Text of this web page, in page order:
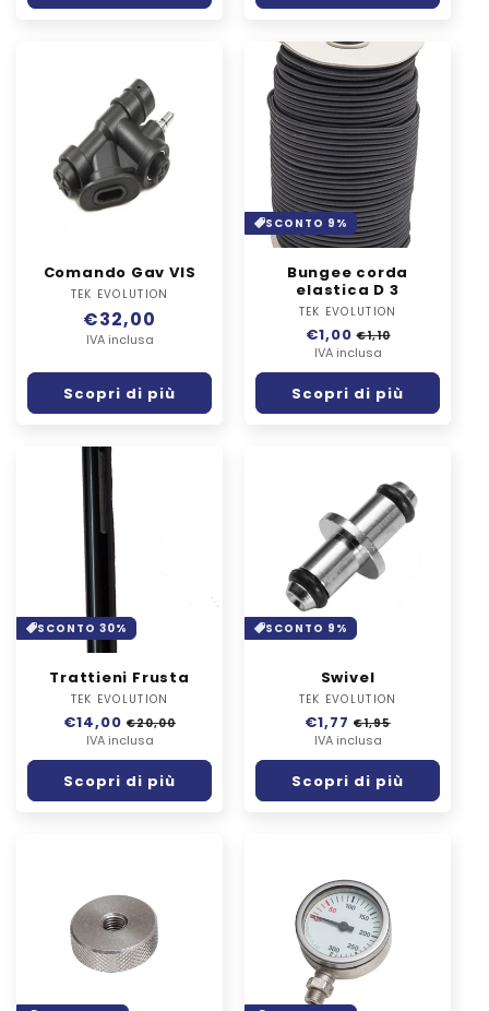
Comando Gav VIS
Fornitore:
TEK EVOLUTION
Prezzo
di
listino
€32,00
IVA inclusa
Scopri di più
SCONTO 9%
Bungee corda
elastica D 3
Fornitore:
TEK EVOLUTION
Prezzo
di
listino
€1,00 Prezzo
scontato
€1,10
IVA inclusa
Scopri di più
SCONTO 30%
Trattieni Frusta
Fornitore:
TEK EVOLUTION
Prezzo
listino
€14,00 Prezzo
scontato
€20,00
IVA inclusa
Scopri di più
SCONTO 9%
Swivel
Fornitore:
TEK EVOLUTION
Prezzo
di
listino
€1,77 Prezzo
scontato
€1,95
IVA inclusa
Scopri di più